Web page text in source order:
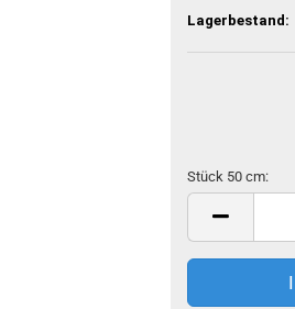
Lagerbestand:
Stück 50 cm:
Stück